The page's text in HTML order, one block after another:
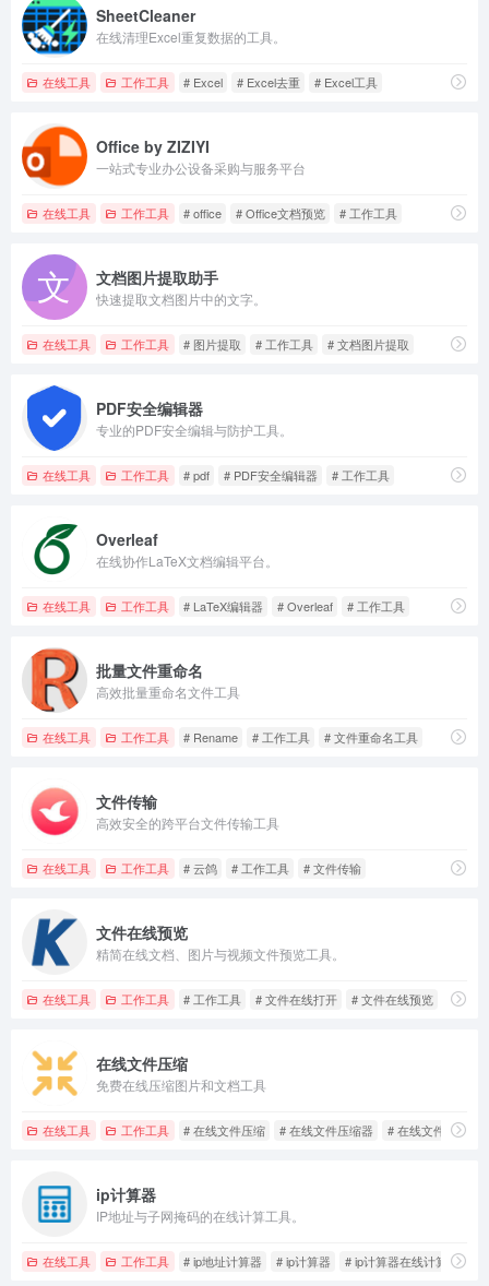
SheetCleaner
在线清理Excel重复数据的工具。
在线工具 工作工具 # Excel # Excel去重 # Excel工具
Office by ZIZIYI
一站式专业办公设备采购与服务平台
在线工具 工作工具 # office # Office文档预览 # 工作工具
文档图片提取助手
快速提取文档图片中的文字。
在线工具 工作工具 # 图片提取 # 工作工具 # 文档图片提取
PDF安全编辑器
专业的PDF安全编辑与防护工具。
在线工具 工作工具 # pdf # PDF安全编辑器 # 工作工具
Overleaf
在线协作LaTeX文档编辑平台。
在线工具 工作工具 # LaTeX编辑器 # Overleaf # 工作工具
批量文件重命名
高效批量重命名文件工具
在线工具 工作工具 # Rename # 工作工具 # 文件重命名工具
文件传输
高效安全的跨平台文件传输工具
在线工具 工作工具 # 云鸽 # 工作工具 # 文件传输
文件在线预览
精简在线文档、图片与视频文件预览工具。
在线工具 工作工具 # 工作工具 # 文件在线打开 # 文件在线预览
在线文件压缩
免费在线压缩图片和文档工具
在线工具 工作工具 # 在线文件压缩 # 在线文件压缩器 # 在线文件压缩工
ip计算器
IP地址与子网掩码的在线计算工具。
在线工具 工作工具 # ip地址计算器 # ip计算器 # ip计算器在线计算